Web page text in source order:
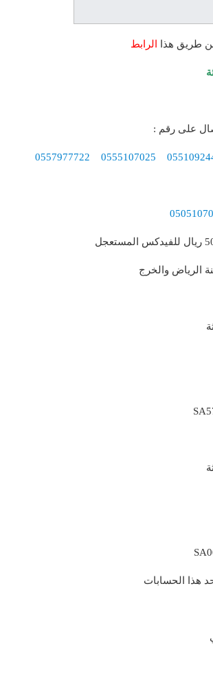
عن طريق هذا الرابط
على رقم :
0555107025
0557977722
الرياض والخرج
هذا الحسابات